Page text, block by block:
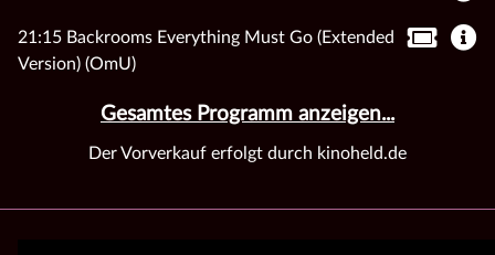
21:15 Backrooms Everything Must Go (Extended
Version) (OmU)
Gesamtes Programm anzeigen...
Der Vorverkauf erfolgt durch kinoheld.de